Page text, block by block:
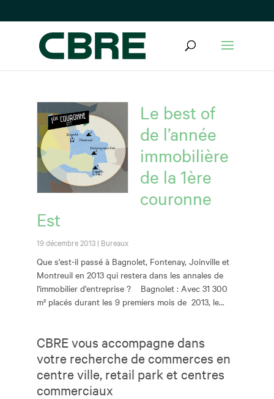
Le best of
de l’année
immobilière
de la 1ère
couronne
Est
19 décembre 2013| Bureaux
Que s'est-il passé à Bagnolet, Fontenay, Joinville et
Montreuil en 2013 qui restera dans les annales de
l'immobilier d'entreprise ? Bagnolet : Avec 31 300
m² placés durant les 9 premiers mois de 2013, le...
CBRE vous accompagne dans
votre recherche de commerces en
centre ville, retail park et centres
commerciaux